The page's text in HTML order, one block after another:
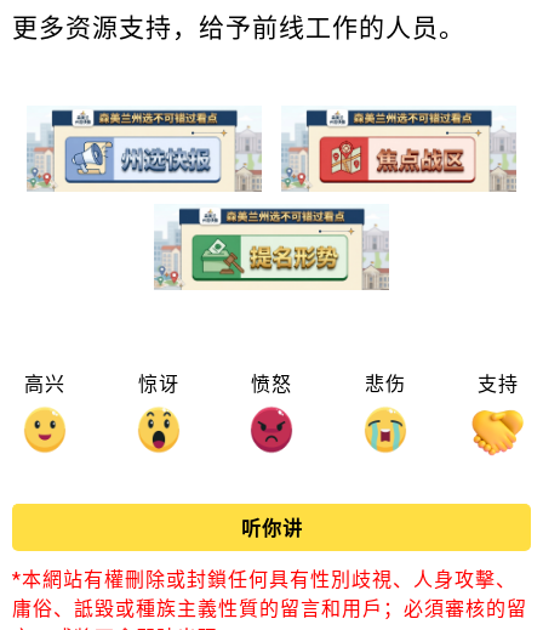
更多资源支持，给予前线工作的人员。
高兴 惊讶 愤怒 悲伤 支持
听你讲
*本網站有權刪除或封鎖任何具有性別歧視、人身攻擊、
庸俗、詆毀或種族主義性質的留言和用戶；必須審核的留